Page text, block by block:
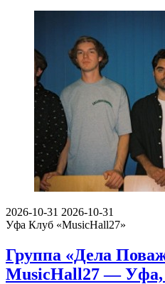
2026-10-31 2026-10-31
Уфа Клуб «MusicHall27»
Группа «Дела
MusicHall27 — Уфа,